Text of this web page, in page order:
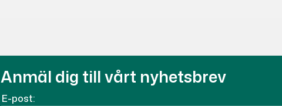
Anmäl dig till vårt nyhetsbrev
E-post: